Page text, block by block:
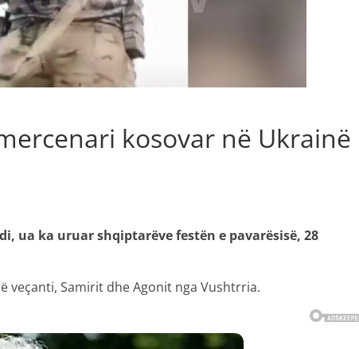
kosovar në Ukrainë
ua ka uruar shqiptarëve festën e pavarësisë, 28
veçanti, Samirit dhe Agonit nga Vushtrria.